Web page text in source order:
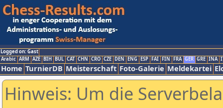
Logged on: Gast
Arabic ARM AZE BIH BUL CAT CHN CRO CZE DEN ENG ESP FAI FIN FRA GER GRE INA
Home TurnierDB Meisterschaft Foto-Galerie Meldekartei
Hinweis: Um die